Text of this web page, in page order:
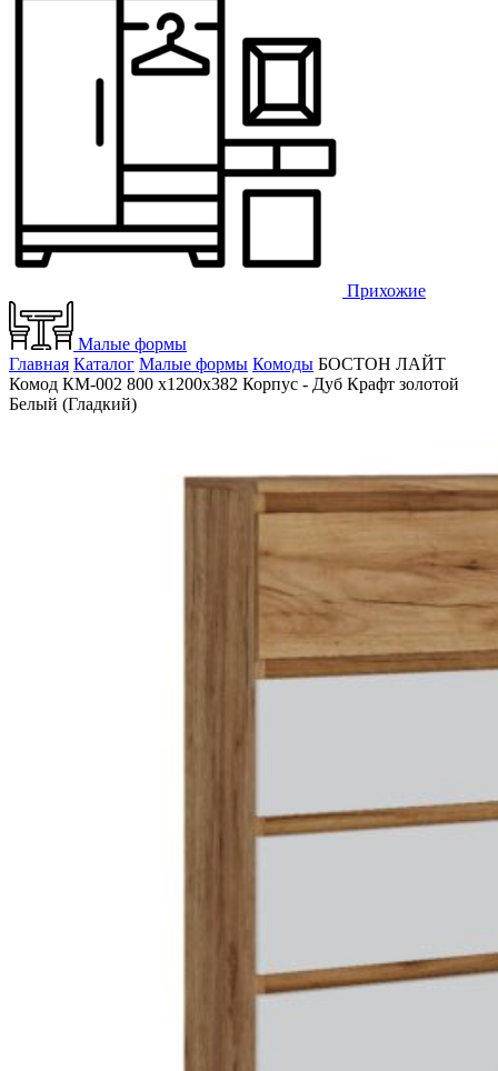
Прихожие
Малые формы
Главная Каталог Малые формы Комоды БОСТОН ЛАЙТ
Комод КМ-002 800 х1200х382 Корпус - Дуб Крафт золотой
Белый (Гладкий)